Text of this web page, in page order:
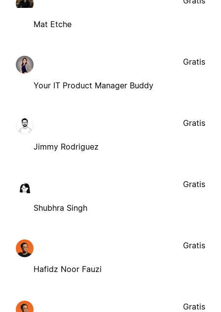
Mat Etche
Your IT Product Manager Buddy
Gratis
Jimmy Rodriguez
Gratis
Shubhra Singh
Gratis
Hafidz Noor Fauzi
Gratis
Gratis